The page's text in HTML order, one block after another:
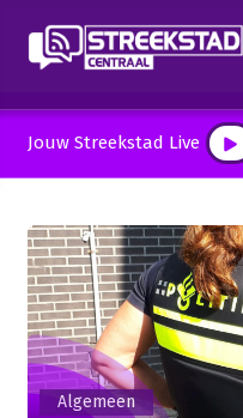
Jouw Streekstad Live
Algemeen